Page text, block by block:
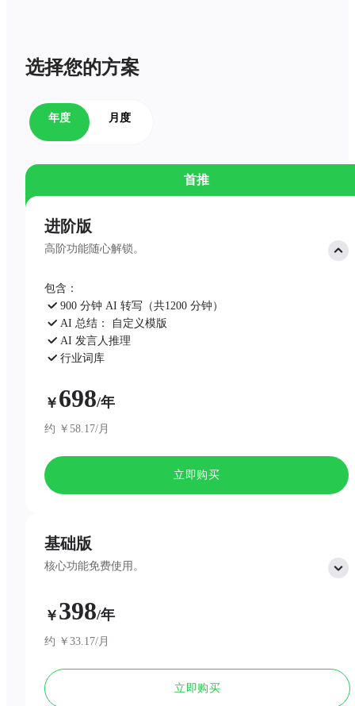
选择您的方案
年度 月度
基础版
核心功能免费使用。
包含：
300 分钟 AI 转写 / 月
专业模版总结
￥ 398/年
约 ￥33.17/月
立即购买
首推
进阶版
高阶功能随心解锁。
包含：
900 分钟 AI 转写（共1200 分钟）
AI 总结： 自定义模版
AI 发言人推理
行业词库
￥ 698/年
约 ￥58.17/月
立即购买